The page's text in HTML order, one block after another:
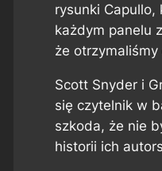
rysunki
każdym panelu
że
Scott Snyder i
się czytelnik w
szkoda, że nie
historii ich